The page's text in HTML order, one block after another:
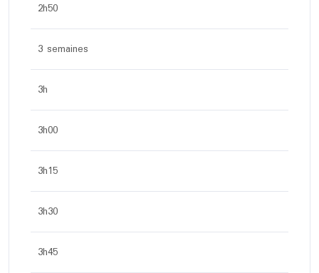
2h50
3 semaines
3h
3h00
3h15
3h30
3h45